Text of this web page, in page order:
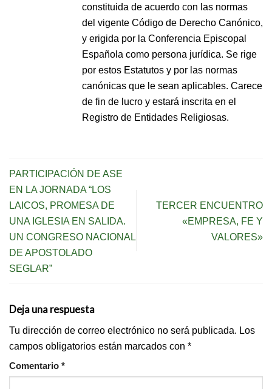
constituida de acuerdo con las normas
del vigente Código de Derecho Canónico,
y erigida por la Conferencia Episcopal
Española como persona jurídica. Se rige
por estos Estatutos y por las normas
canónicas que le sean aplicables. Carece
de fin de lucro y estará inscrita en el
Registro de Entidades Religiosas.
PARTICIPACIÓN DE ASE
EN LA JORNADA “LOS
LAICOS, PROMESA DE
UNA IGLESIA EN SALIDA.
UN CONGRESO NACIONAL
DE APOSTOLADO
SEGLAR”
TERCER ENCUENTRO
«EMPRESA, FE Y
VALORES»
Deja una respuesta
Tu dirección de correo electrónico no será publicada. Los
campos obligatorios están marcados con *
Comentario *